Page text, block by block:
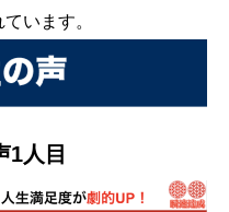
います。
1人目